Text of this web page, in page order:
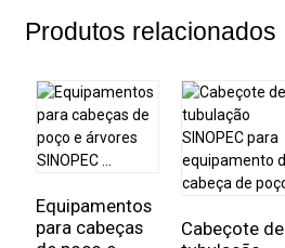
Produtos relacionados
Equipamentos
para cabeças
Cabeçote de